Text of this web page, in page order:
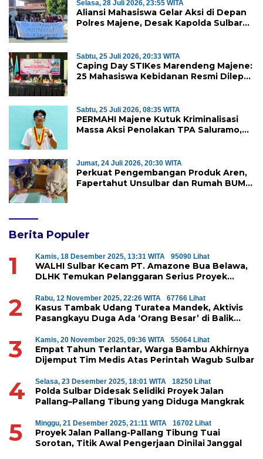
Selasa, 28 Juli 2026, 23:55 WITA
Aliansi Mahasiswa Gelar Aksi di Depan
Polres Majene, Desak Kapolda Sulbar
Sabtu, 25 Juli 2026, 20:33 WITA
Caping Day STIKes Marendeng Majene:
25 Mahasiswa Kebidanan Resmi Dilepas
Sabtu, 25 Juli 2026, 08:35 WITA
PERMAHI Majene Kutuk Kriminalisasi
Massa Aksi Penolakan TPA Saluramo,
Jumat, 24 Juli 2026, 20:30 WITA
Perkuat Pengembangan Produk Aren,
Fapertahut Unsulbar dan Rumah BUMN
Berita Populer
1 Kamis, 18 Desember 2025, 13:31 WITA 95090 Lihat
WALHI Sulbar Kecam PT. Amazone Bua Belawa,
DLHK Temukan Pelanggaran Serius Proyek
2 Rabu, 12 November 2025, 22:26 WITA 67766 Lihat
Kasus Tambak Udang Turatea Mandek, Aktivis
Pasangkayu Duga Ada ‘Orang Besar’ di Balik
3 Kamis, 20 November 2025, 09:36 WITA 55064 Lihat
Empat Tahun Terlantar, Warga Bambu Akhirnya
Dijemput Tim Medis Atas Perintah Wagub Sulbar
4 Selasa, 23 Desember 2025, 18:01 WITA 18250 Lihat
Polda Sulbar Didesak Selidiki Proyek Jalan
Pallang–Pallang Tibung yang Diduga Mangkrak
5 Minggu, 21 Desember 2025, 21:11 WITA 16702 Lihat
Proyek Jalan Pallang-Pallang Tibung Tuai
Sorotan, Titik Awal Pengerjaan Dinilai Janggal